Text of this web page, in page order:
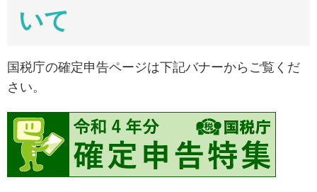
いて
国税庁の確定申告ページは下記バナーからご覧くだ
さい。